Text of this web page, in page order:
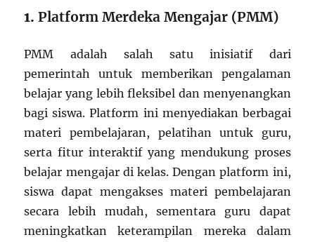
1.Platform Merdeka Mengajar (PMM)
PMM adalah salah satu inisiatif dari
pemerintah untuk memberikan pengalaman
belajar yang lebih fleksibel dan menyenangkan
bagi siswa. Platform ini menyediakan berbagai
materi pembelajaran, pelatihan untuk guru,
serta fitur interaktif yang mendukung proses
belajar mengajar di kelas. Dengan platform ini,
siswa dapat mengakses materi pembelajaran
secara lebih mudah, sementara guru dapat
meningkatkan keterampilan mereka dalam